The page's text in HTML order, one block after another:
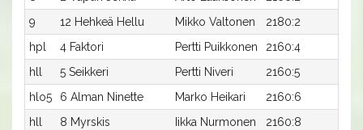
9
12 Hehkeä Hellu Mikko Valtonen 2180:2
hpl
4 Faktori Pertti Puikkonen 2160:4
hll
5 Seikkeri Pertti Niveri 2160:5
hlo5
6 Alman Ninette Marko Heikari 2160:6
hll
8 Myrskis Iikka Nurmonen 2160:8